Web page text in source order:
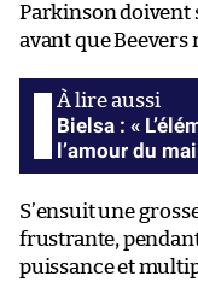
Parkinson doivent
avant que Beevers
Bielsa : «
l’amour du
S’ensuit une
frustrante,
puissance et